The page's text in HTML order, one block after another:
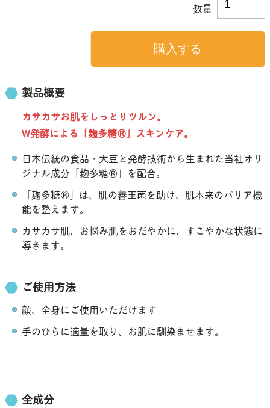
数量
製品概要
カサカサお肌をしっとりツルン。
W発酵による「麹多糖®」スキンケア。
日本伝統の食品・大豆と発酵技術から生まれた当社オリ
ジナル成分「麹多糖®」を配合。
「麹多糖®」は、肌の善玉菌を助け、肌本来のバリア機
能を整えます。
カサカサ肌、お悩み肌をおだやかに、すこやかな状態に
導きます。
ご使用方法
顔、全身にご使用いただけます
手のひらに適量を取り、お肌に馴染ませます。
全成分